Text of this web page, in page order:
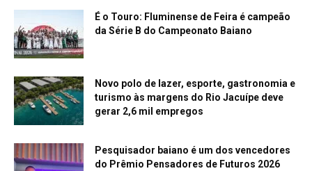
É o Touro: Fluminense de Feira é campeão
da Série B do Campeonato Baiano
Novo polo de lazer, esporte, gastronomia e
turismo às margens do Rio Jacuípe deve
gerar 2,6 mil empregos
Pesquisador baiano é um dos vencedores
do Prêmio Pensadores de Futuros 2026